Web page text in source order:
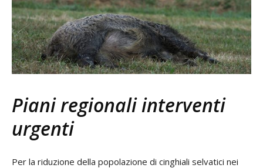
Piani regionali interventi
urgenti
Per la riduzione della popolazione di cinghiali selvatici nei